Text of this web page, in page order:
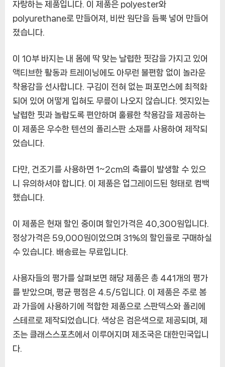
축
구
레
이
닝
밴
딩
츄
리
김
없
조
거
츠
착
복
감
끝
자랑하는 제품입니다. 이 제품은 polyester와
polyurethane로 만들어져, 비싼 원단을 듬뿍 넣어 만들어
졌습니다.
이 10부 바지는 내 몸에 딱 맞는 날렵한 핏감을 가지고 있어
액티브한 활동과 트레이닝에도 아무런 불편함 없이 놀라운
착용감을 선사합니다. 구김이 전혀 없는 퍼포먼스에 최적화
되어 있어 어떻게 입혀도 무릎이 나오지 않습니다. 엣지있는
날렵한 핏과 놀랍도록 편안하며 훌륭한 착용감을 제공하는
이 제품은 우수한 텐션의 폴리스판 소재를 사용하여 제작되
었습니다.
다만, 건조기를 사용하면 1~2cm의 축률이 발생할 수 있으
니 유의하셔야 합니다. 이 제품은 업그레이드된 형태로 컴백
했습니다.
이 제품은 현재 할인 중이며 할인가격은 40,300원입니다.
정상가격은 59,000원이었으며 31%의 할인율로 구매하실
수 있습니다. 배송료는 무료입니다.
사용자들의 평가를 살펴보면 해당 제품은 총 441개의 평가
를 받았으며, 평균 평점은 4.5/5입니다. 이 제품은 주로 봄
과 가을에 사용하기에 적합한 제품으로 스판덱스와 폴리에
스테르로 제작되었습니다. 색상은 검은색으로 제공되며, 제
조는 클래스스포츠에서 이루어지며 제조국은 대한민국입니
다.